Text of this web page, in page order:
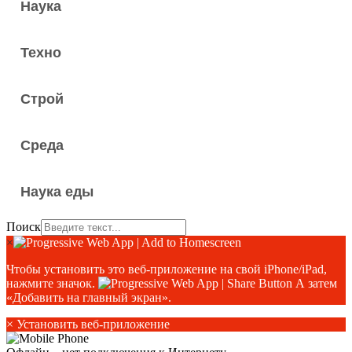
Наука
Техно
Строй
Среда
Наука еды
Поиск
×
Чтобы установить это веб-приложение на свой iPhone/iPad,
нажмите значок.
А затем
«Добавить на главный экран».
× Установить веб-приложение